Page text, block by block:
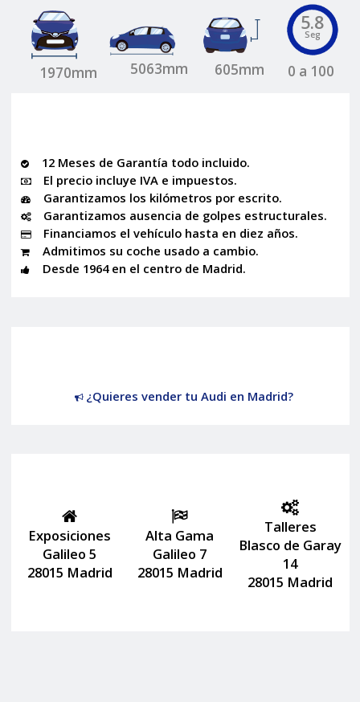
1970mm 5063mm 605mm
5.8
Seg
0 a 100
12 Meses de Garantía todo incluido.
El precio incluye IVA e impuestos.
Garantizamos los kilómetros por escrito.
Garantizamos ausencia de golpes estructurales.
Financiamos el vehículo hasta en diez años.
Admitimos su coche usado a cambio.
Desde 1964 en el centro de Madrid.
¿Quieres vender tu Audi en Madrid?
Exposiciones
Galileo 5
28015 Madrid
Alta Gama
Galileo 7
28015 Madrid
Talleres
Blasco de Garay
14
28015 Madrid